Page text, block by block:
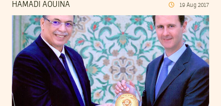
HAMADI AOUINA 19 Aug 2017